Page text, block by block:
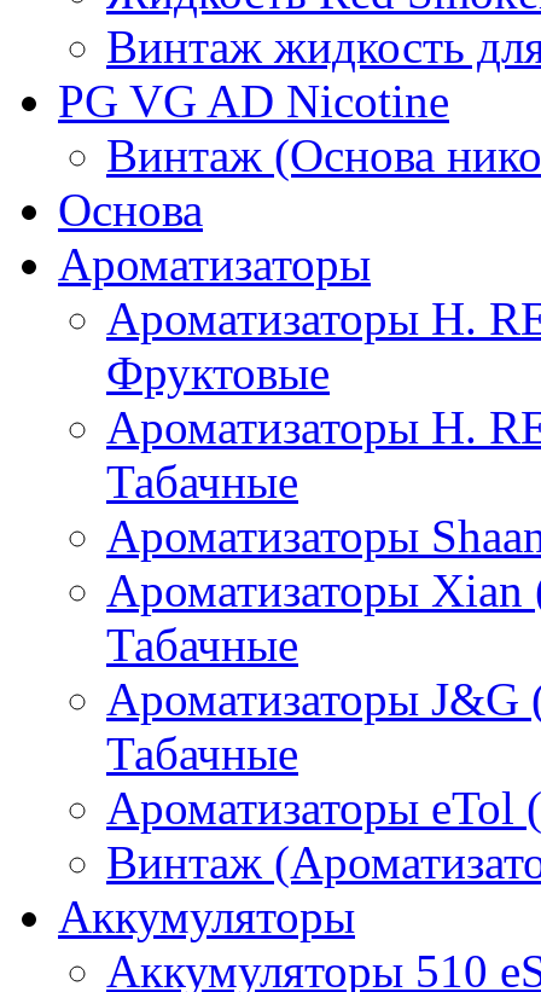
Винтаж жидкость
PG VG AD Nicotine
Винтаж (Основа
Основа
Ароматизаторы
Ароматизаторы H.
Фруктовые
Ароматизаторы H.
Табачные
Ароматизаторы
Ароматизаторы
Табачные
Ароматизаторы
Табачные
Ароматизаторы eTol
Винтаж
Аккумуляторы
Аккумуляторы 510